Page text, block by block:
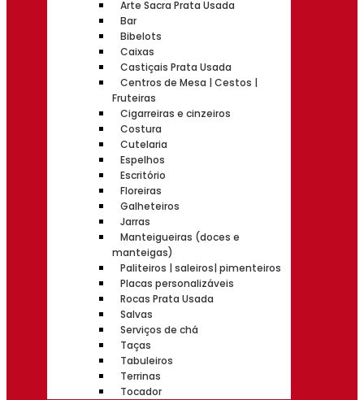
Arte Sacra Prata Usada
Bar
Bibelots
Caixas
Castiçais Prata Usada
Centros de Mesa | Cestos |
Fruteiras
Cigarreiras e cinzeiros
Costura
Cutelaria
Espelhos
Escritório
Floreiras
Galheteiros
Jarras
Manteigueiras (doces e
manteigas)
Paliteiros | saleiros| pimenteiros
Placas personalizáveis
Rocas Prata Usada
Salvas
Serviços de chá
Taças
Tabuleiros
Terrinas
Tocador